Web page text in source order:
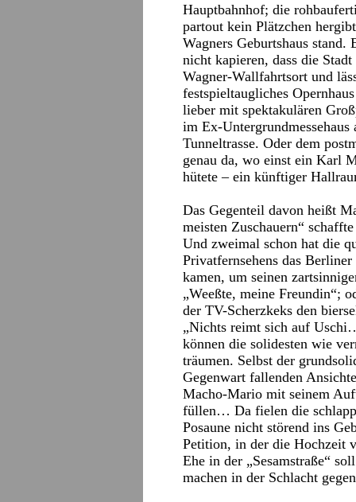
Hauptbahnhof; die
partout kein Plätzchen
Wagners Geburtshaus
nicht kapieren, dass die
Wagner-Wallfahrtsort und
festspieltaugliches
lieber mit spektakulären
im Ex-
Tunneltrasse. Oder dem
genau da, wo einst ein Karl
hütete – ein künftiger
Das Gegenteil davon heißt
meisten Zuschauern“
Und zweimal schon hat die
Privatfernsehens das
kamen, um seinen
„Weeßte, meine Freundin“;
der TV-Scherzkeks den
„Nichts reimt sich auf
können die solidesten wie
träumen. Selbst der
Gegenwart fallenden
Macho-Mario mit seinem
füllen… Da fielen die
Posaune nicht störend ins
Petition, in der die Hochzeit
Ehe in der „Sesamstraße“
machen in der Schlacht